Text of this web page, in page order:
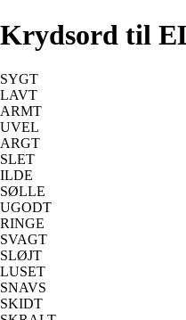
Krydsord til
SYGT
LAVT
ARMT
UVEL
ARGT
SLET
ILDE
SØLLE
UGODT
RINGE
SVAGT
SLØJT
LUSET
SNAVS
SKIDT